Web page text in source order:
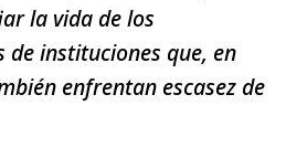
la vida de los
de instituciones que, en
enfrentan escasez de